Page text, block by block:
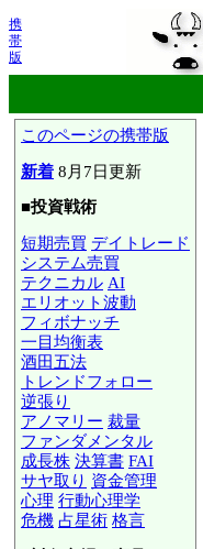
携
帯
版
このページの携帯版
新着 8月7日更新
■投資戦術
短期売買 デイトレード
システム売買
テクニカル AI
エリオット波動
フィボナッチ
一目均衡表
酒田五法
トレンドフォロー
逆張り
アノマリー 裁量
ファンダメンタル
成長株 決算書 FAI
サヤ取り 資金管理
心理 行動心理学
危機 占星術 格言